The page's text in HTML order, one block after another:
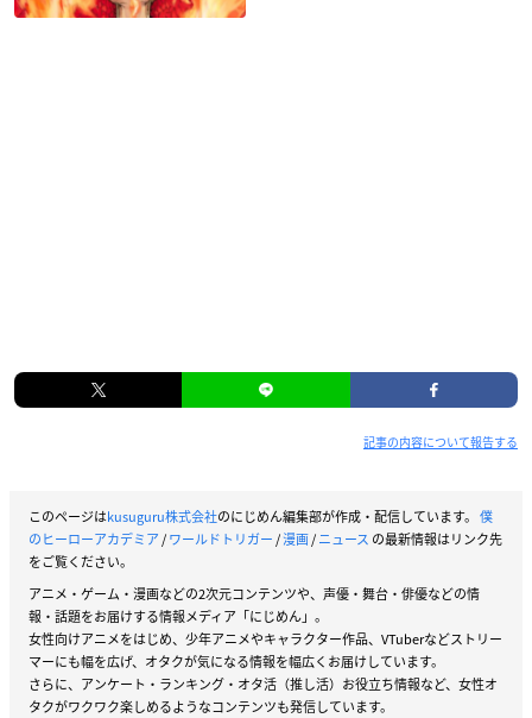
記事の内容について報告する
このページはkusuguru株式会社のにじめん編集部が作成・配信しています。 僕
のヒーローアカデミア/ワールドトリガー/漫画/ニュース の最新情報はリンク先
をご覧ください。
アニメ・ゲーム・漫画などの2次元コンテンツや、声優・舞台・俳優などの情
報・話題をお届けする情報メディア「にじめん」。
女性向けアニメをはじめ、少年アニメやキャラクター作品、VTuberなどストリー
マーにも幅を広げ、オタクが気になる情報を幅広くお届けしています。
さらに、アンケート・ランキング・オタ活（推し活）お役立ち情報など、女性オ
タクがワクワク楽しめるようなコンテンツも発信しています。